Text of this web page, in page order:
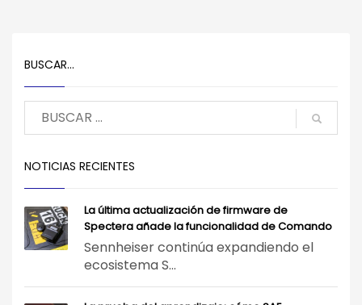
BUSCAR…
NOTICIAS RECIENTES
La última actualización de firmware de
Spectera añade la funcionalidad de Comando
Sennheiser continúa expandiendo el
ecosistema S...